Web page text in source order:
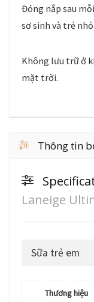
Đóng nắp sau
sơ sinh và trẻ nhỏ.
Không lưu trữ ở
mặt trời.
Thông tin
Laneige
Sữa trẻ em
Thương hiệu